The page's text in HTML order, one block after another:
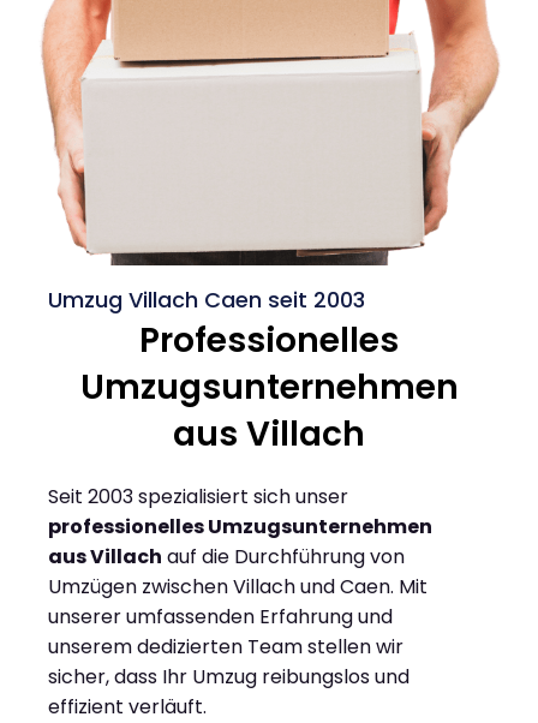
Umzug Villach Caen seit 2003
Professionelles
Umzugsunternehmen
aus Villach
Seit 2003 spezialisiert sich unser
professionelles Umzugsunternehmen
aus Villach auf die Durchführung von
Umzügen zwischen Villach und Caen. Mit
unserer umfassenden Erfahrung und
unserem dedizierten Team stellen wir
sicher, dass Ihr Umzug reibungslos und
effizient verläuft.